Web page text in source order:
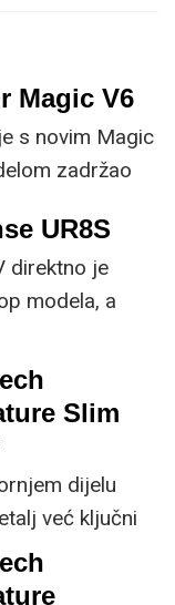
Magic V6
s novim Magic
zadržao
no
UR8S
direktno je
modela, a
možete
pri
Slim
dijelu
već ključni
jer koristi
svjetla za